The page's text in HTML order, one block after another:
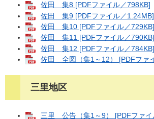
佐田 集8 [PDFファイル／798KB]
佐田 集9 [PDFファイル／1.24MB]
佐田 集10 [PDFファイル／729KB]
佐田 集11 [PDFファイル／790KB]
佐田 集12 [PDFファイル／784KB]
佐田 全図（集1～12） [PDFファ
三里地区
三里 公告（集1～9） [PDFファイ